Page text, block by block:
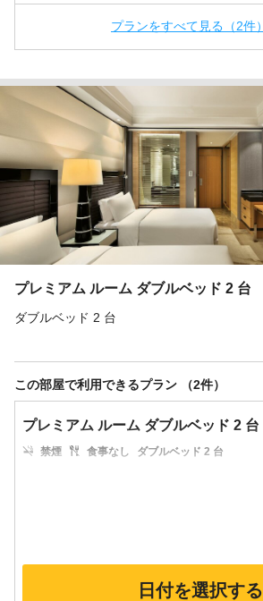
プランをすべて見る（2件）
プレミアム ルーム ダブルベッド 2 台
ダブルベッド 2 台
この部屋で利用できるプラン （2件）
プレミアム ルーム ダブルベッド 2 台
禁煙 食事なし
ダブルベッド 2 台
日付を選択する